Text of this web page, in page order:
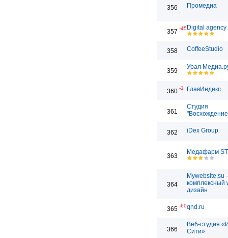
356 Промедиа
357 -45Digital agency
358 CoffeeStudio
359
Урал
360 -1 ГлавИндекс
361
Студия
362 iDex Group
363
Медафарм
364
Mywebsite.su -
комплексный
дизайн
365 -60qnd.ru
366
Веб-студия
Сити»